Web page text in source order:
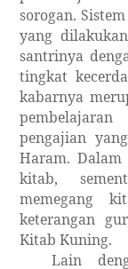
sorogan.
yang
santrinya
tingkat
kabarnya
pengajian
Haram.
kitab,
memegang
keterangan
Kitab Kuning.
Lain